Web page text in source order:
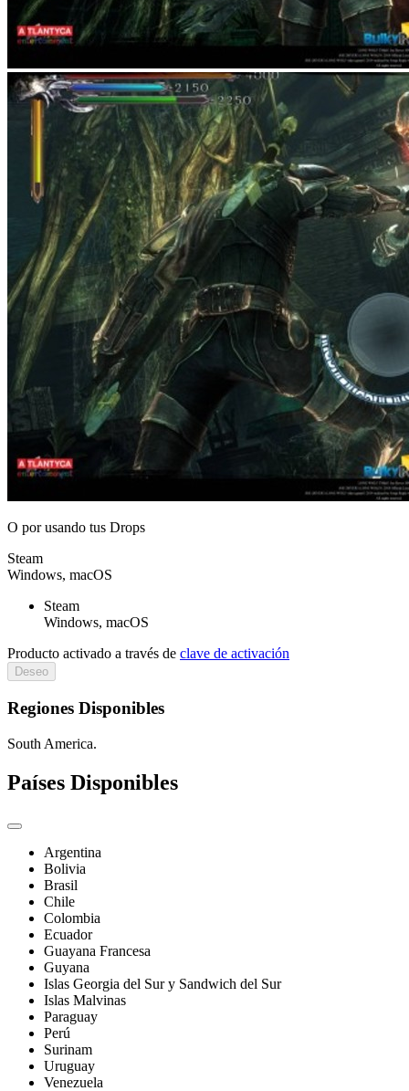
O porusando tus Drops
Steam
Windows, macOS
Steam
Windows, macOS
Producto activado a través de clave de activación
Deseo
Regiones Disponibles
South America.
Países Disponibles
Argentina
Bolivia
Brasil
Chile
Colombia
Ecuador
Guayana Francesa
Guyana
Islas Georgia del Sur y Sandwich del Sur
Islas Malvinas
Paraguay
Perú
Surinam
Uruguay
Venezuela